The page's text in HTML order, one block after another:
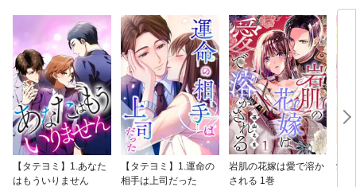
【タテヨミ】1.あなた
はもういりません
【タテヨミ】1.運命の
相手は上司だった
岩肌の花嫁は愛で溶か
される 1巻
愛